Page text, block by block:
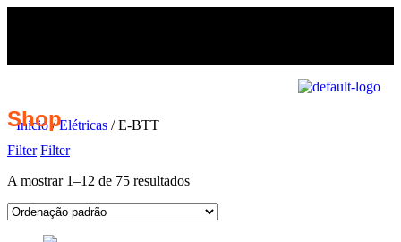
Shop
Início /Elétricas / E-BTT
Filter Filter
A mostrar 1–12 de 75 resultados